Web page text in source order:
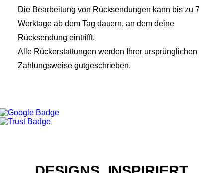
Die Bearbeitung von Rücksendungen kann bis zu 7
Werktage ab dem Tag dauern, an dem deine
Rücksendung eintrifft.
Alle Rückerstattungen werden Ihrer ursprünglichen
Zahlungsweise gutgeschrieben.